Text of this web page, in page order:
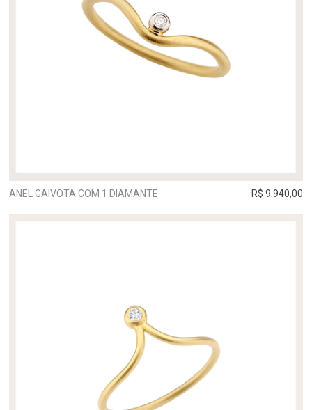
ANEL GAIVOTA COM 1 DIAMANTE R$ 9.940,00